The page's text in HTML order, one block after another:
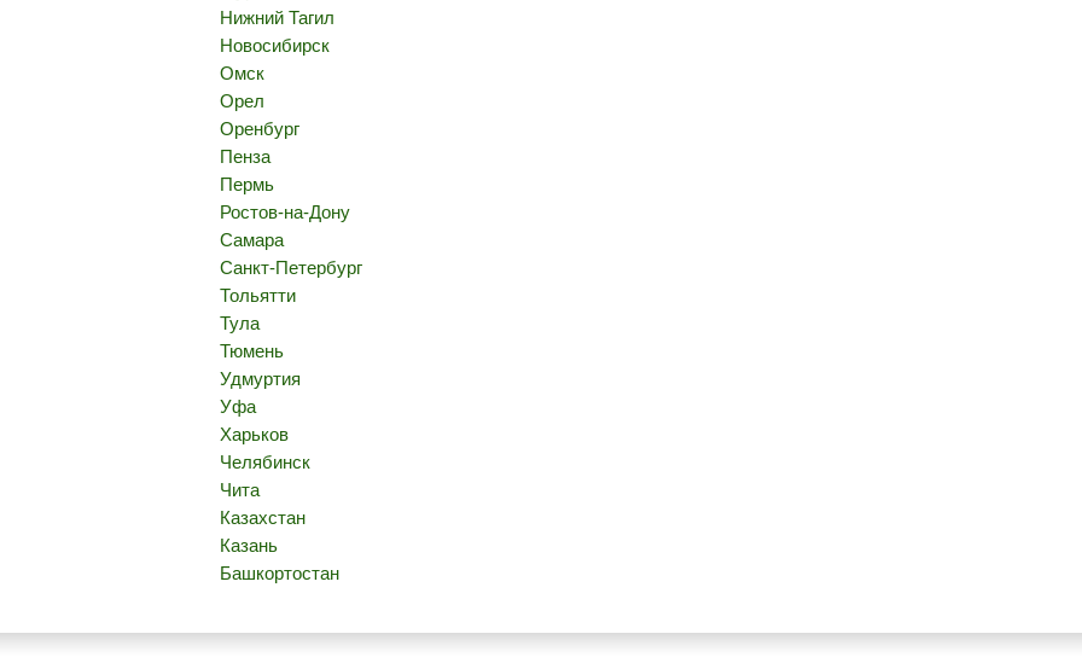
Нижний Тагил
Новосибирск
Омск
Орел
Оренбург
Пенза
Пермь
Ростов-на-Дону
Самара
Санкт-Петербург
Тольятти
Тула
Тюмень
Удмуртия
Уфа
Харьков
Челябинск
Чита
Казахстан
Казань
Башкортостан